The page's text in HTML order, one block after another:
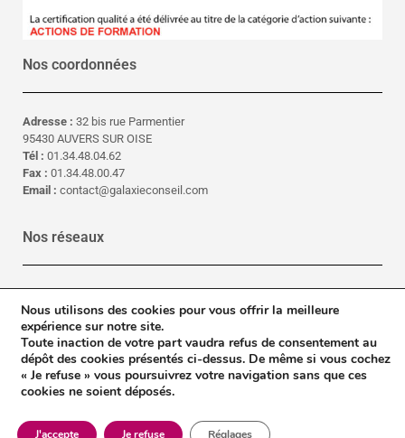
Nos coordonnées
Adresse : 32 bis rue Parmentier
95430 AUVERS SUR OISE
Tél : 01.34.48.04.62
Fax : 01.34.48.00.47
Email : contact@galaxieconseil.com
Nos réseaux
LinkedIn
Facebook
Galaxie Conseil © 2023
Conditions générales de vente Crédits
Nous utilisons des cookies pour vous offrir la meilleure
expérience sur notre site.
Toute inaction de votre part vaudra refus de consentement au
dépôt des cookies présentés ci-dessus. De même si vous cochez
« Je refuse » vous poursuivrez votre navigation sans que ces
cookies ne soient déposés.
J'accepte Je refuse Réglages